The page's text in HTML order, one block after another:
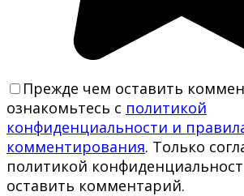
Прежде чем оставить
ознакомьтесь с политикой
конфиденциальности и
комментирования. Только
политикой
оставить комментарий.